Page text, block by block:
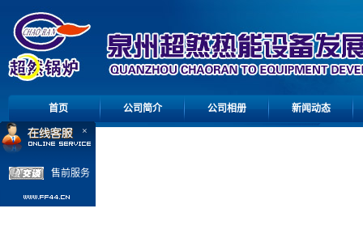
首页 公司简介 公司相册 新闻动态
×
售前服务